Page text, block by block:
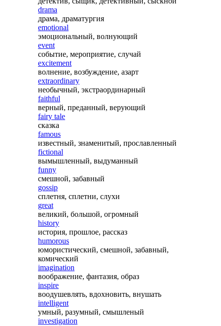
drama
драма, драматургия
emotional
эмоциональный, волнующий
event
событие, мероприятие, случай
excitement
волнение, возбуждение, азарт
extraordinary
необычный, экстраординарный
faithful
верный, преданный, верующий
fairy tale
сказка
famous
известный, знаменитый, прославленный
fictional
вымышленный, выдуманный
funny
смешной, забавный
gossip
сплетня, сплетни, слухи
great
великий, большой, огромный
history
история, прошлое, рассказ
humorous
юмористический, смешной, забавный,
комический
imagination
воображение, фантазия, образ
inspire
воодушевлять, вдохновить, внушать
intelligent
умный, разумный, смышленый
investigation